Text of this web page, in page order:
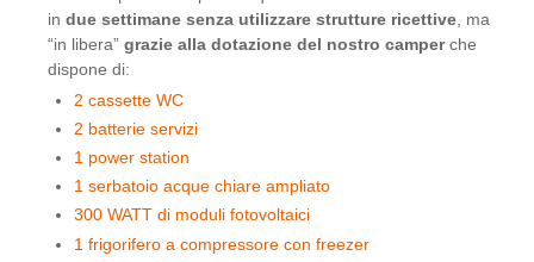
in due settimane senza utilizzare strutture ricettive , ma
“in libera” grazie alla dotazione del nostro camperche
dispone di:
2 cassette WC
2 batterie servizi
1 power station
1 serbatoio acque chiare ampliato
300 WATT di moduli fotovoltaici
1 frigorifero a compressore con freezer